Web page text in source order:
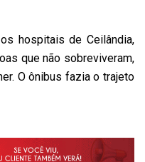
hospitais de Ceilândia,
que não sobreviveram,
O ônibus fazia o trajeto